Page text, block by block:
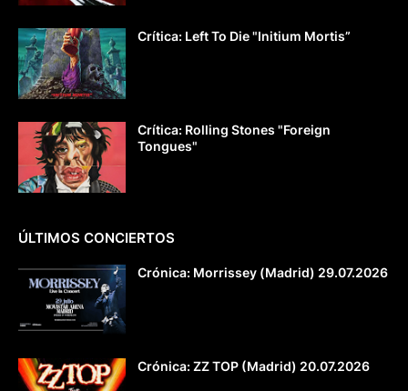
Crítica: Left To Die "Initium Mortis”
Crítica: Rolling Stones "Foreign
Tongues"
ÚLTIMOS CONCIERTOS
Crónica: Morrissey (Madrid) 29.07.2026
Crónica: ZZ TOP (Madrid) 20.07.2026